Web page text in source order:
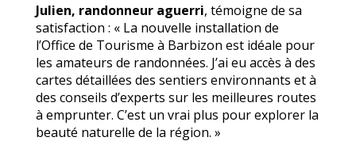
Julien, randonneur aguerri, témoigne de sa
satisfaction : « La nouvelle installation de
l’Office de Tourisme à Barbizon est idéale pour
les amateurs de randonnées. J’ai eu accès à des
cartes détaillées des sentiers environnants et à
des conseils d’experts sur les meilleures routes
à emprunter. C’est un vrai plus pour explorer la
beauté naturelle de la région. »